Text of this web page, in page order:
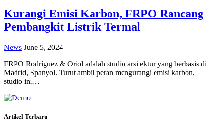
Kurangi Emisi Karbon, FRPO Rancang
Pembangkit Listrik Termal
News June 5, 2024
FRPO Rodríguez & Oriol adalah studio arsitektur yang berbasis di
Madrid, Spanyol. Turut ambil peran mengurangi emisi karbon,
studio ini…
Artikel Terbaru